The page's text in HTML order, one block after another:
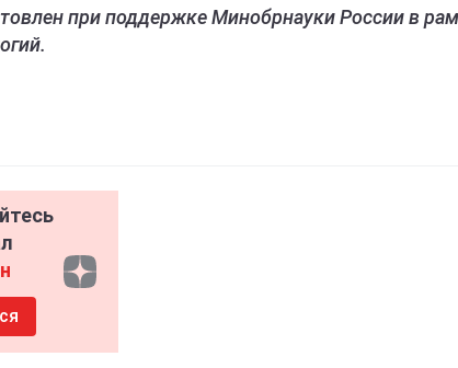
при поддержке Минобрнауки России в